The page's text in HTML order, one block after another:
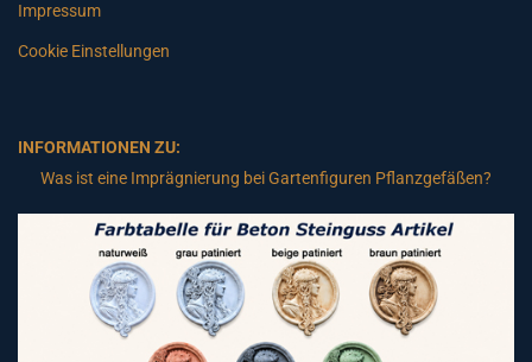
Impressum
Cookie Einstellungen
INFORMATIONEN ZU:
Was ist eine Imprägnierung bei Gartenfiguren Pflanzgefäßen?